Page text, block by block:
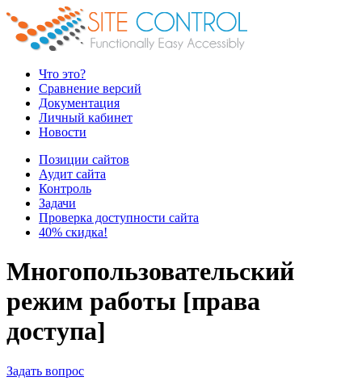
Что это?
Сравнение версий
Документация
Личный кабинет
Новости
Позиции сайтов
Аудит сайта
Контроль
Задачи
Проверка доступности сайта
40% скидка!
Многопользовательский
режим работы [права
доступа]
Задать вопрос